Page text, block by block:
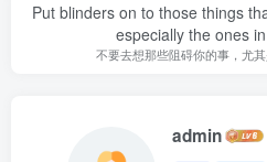
Put blinders on to those things
especially the ones
不要去想那些阻碍你的事，尤
admin